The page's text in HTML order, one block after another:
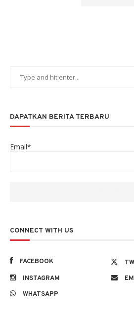
DAPATKAN BERITA TERBARU
Email*
CONNECT WITH US
FACEBOOK
INSTAGRAM
WHATSAPP